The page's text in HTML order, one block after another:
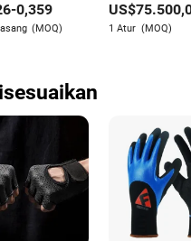
untuk
Sarung
Kerja Karet
-0,359
(MOQ)
Udang
Ikan Mas
Sardin
US$
1 Atur (MOQ)